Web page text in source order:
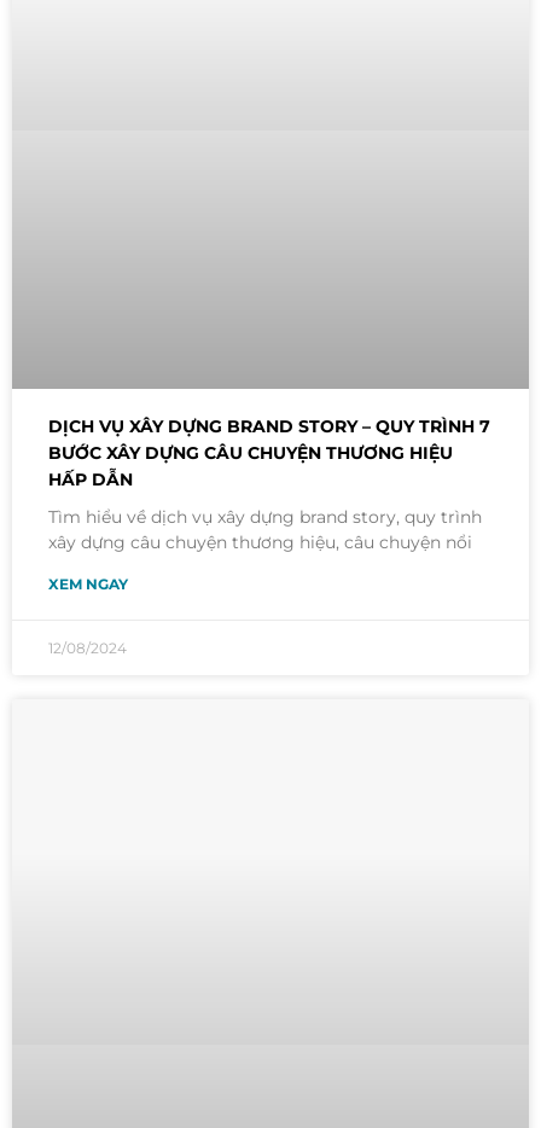
DỊCH VỤ XÂY DỰNG BRAND STORY – QUY TRÌNH 7
BƯỚC XÂY DỰNG CÂU CHUYỆN THƯƠNG HIỆU
HẤP DẪN
Tìm hiểu về dịch vụ xây dựng brand story, quy trình
xây dựng câu chuyện thương hiệu, câu chuyện nổi
XEM NGAY
12/08/2024